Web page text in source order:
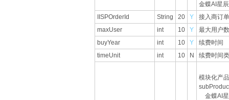
金蝶AI星
IISPOrderId
String 20 Y
接入商订
maxUser
int 10 Y
最大用户
buyYear
int 10 Y
续费时间
timeUnit
int 10 N 续费时间
模块化产
金蝶AI星